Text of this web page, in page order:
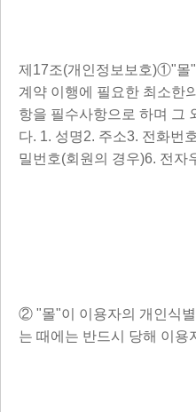
제17조(개인정보보호)①"몰
계약 이행에 필요한 최소한
항을 필수사항으로 하며 그
다. 1. 성명2. 주소3. 전화번
밀번호(회원의 경우)6. 전자
② "몰"이 이용자의 개인식
는 때에는 반드시 당해 이용